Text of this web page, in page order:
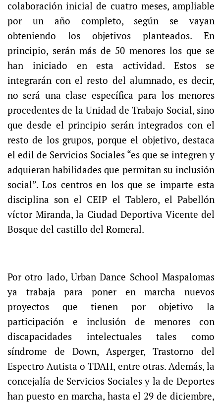
colaboración inicial de cuatro meses, ampliable
por un año completo, según se vayan
obteniendo los objetivos planteados. En
principio, serán más de 50 menores los que se
han iniciado en esta actividad. Estos se
integrarán con el resto del alumnado, es decir,
no será una clase específica para los menores
procedentes de la Unidad de Trabajo Social, sino
que desde el principio serán integrados con el
resto de los grupos, porque el objetivo, destaca
el edil de Servicios Sociales “es que se integren y
adquieran habilidades que permitan su inclusión
social”. Los centros en los que se imparte esta
disciplina son el CEIP el Tablero, el Pabellón
víctor Miranda, la Ciudad Deportiva Vicente del
Bosque del castillo del Romeral.
Por otro lado, Urban Dance School Maspalomas
ya trabaja para poner en marcha nuevos
proyectos que tienen por objetivo la
participación e inclusión de menores con
discapacidades intelectuales tales como
síndrome de Down, Asperger, Trastorno del
Espectro Autista o TDAH, entre otras. Además, la
concejalía de Servicios Sociales y la de Deportes
han puesto en marcha, hasta el 29 de diciembre,